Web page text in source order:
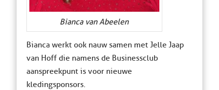
Bianca van Abeelen
Bianca werkt ook nauw samen met Jelle Jaap
van Hoff die namens de Businessclub
aanspreekpunt is voor nieuwe
kledingsponsors.